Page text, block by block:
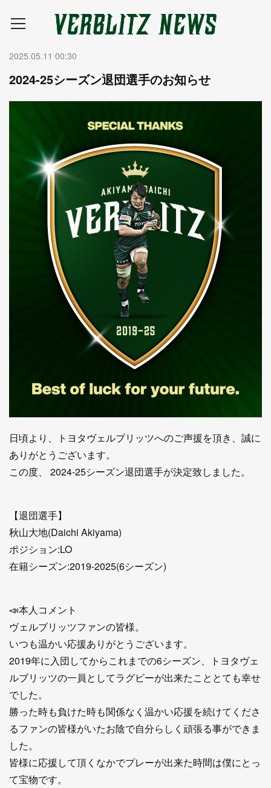
2025.05.11 00:30
2024-25シーズン退団選手のお知らせ
日頃より、トヨタヴェルブリッツへのご声援を頂き、誠に
ありがとうございます。
この度、 2024-25シーズン退団選手が決定致しました。
【退団選手】
秋山大地(Daichi Akiyama)
ポジション:LO
在籍シーズン:2019-2025(6シーズン)
📣本人コメント
ヴェルブリッツファンの皆様。
いつも温かい応援ありがとうございます。
2019年に入団してからこれまでの6シーズン、トヨタヴェ
ルブリッツの一員としてラグビーが出来たこととても幸せ
でした。
勝った時も負けた時も関係なく温かい応援を続けてくださ
るファンの皆様がいたお陰で自分らしく頑張る事ができま
した。
皆様に応援して頂くなかでプレーが出来た時間は僕にとっ
て宝物です。